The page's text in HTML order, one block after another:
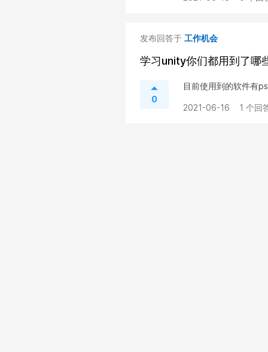
发布回答于 工作机会
学习unity你们都用到了哪
0
目前使用到的软件有
2021-06-16 1 个回